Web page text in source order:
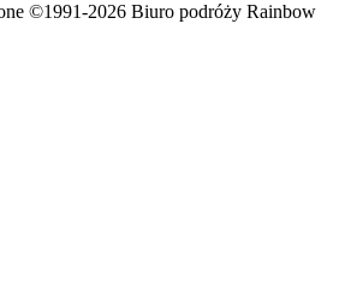
©1991-2026 Biuro podróży Rainbow